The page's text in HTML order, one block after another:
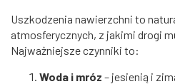
Uszkodzenia nawierzchni to
atmosferycznych, z jakimi drogi
Najważniejsze czynniki to:
Woda i mróz – jesienią i